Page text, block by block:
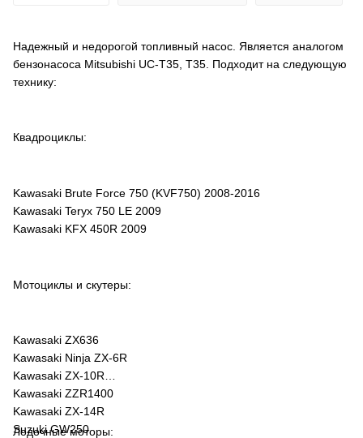
Надежный и недорогой топливный насос. Является аналогом
бензонасоса Mitsubishi UC-T35, T35. Подходит на следующую
технику:
Квадроциклы:
Kawasaki Brute Force 750 (KVF750) 2008-2016
Kawasaki Teryx 750 LE 2009
Kawasaki KFX 450R 2009
Мотоциклы и скутеры:
Kawasaki ZX636
Kawasaki Ninja ZX-6R
Kawasaki ZX-10R
Kawasaki ZZR1400
Kawasaki ZX-14R
Suzuki GW250
Лодочные моторы: